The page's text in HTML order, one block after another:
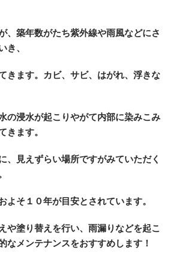
、築年数がたち紫外線や雨風などにさ
き、
きます。カビ、サビ、はがれ、浮きな
の浸水が起こりやがて内部に染みこみ
きます。
、見えずらい場所ですがみていただく
よそ１０年が目安とされています。
や塗り替えを行い、雨漏りなどを起こ
なメンテナンスをおすすめします！